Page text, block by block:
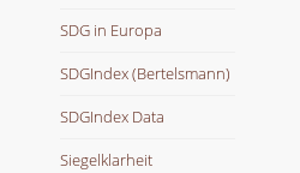
SDG in Europa
SDGIndex (Bertelsmann)
SDGIndex Data
Siegelklarheit